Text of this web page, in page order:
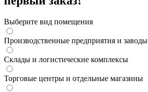
Выберите вид помещения
Производственные предприятия и заводы
Склады и логистические комплексы
Торговые центры и отдельные магазины